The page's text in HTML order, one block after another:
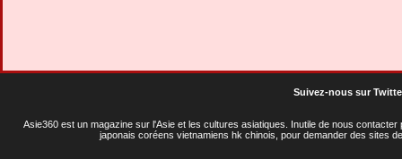
Suivez-nous sur
Asie360 est un magazine sur l'Asie et les cultures asiatiques . Inutile de nous
japonais coréens vietnamiens hk chinois, pour demander des sites